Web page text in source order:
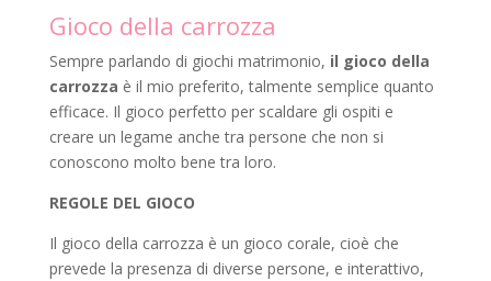
Gioco della carrozza
Sempre parlando di giochi matrimonio, il gioco della
carrozza è il mio preferito, talmente semplice quanto
efficace. Il gioco perfetto per scaldare gli ospiti e
creare un legame anche tra persone che non si
conoscono molto bene tra loro.
REGOLE DEL GIOCO
Il gioco della carrozza è un gioco corale, cioè che
prevede la presenza di diverse persone, e interattivo,